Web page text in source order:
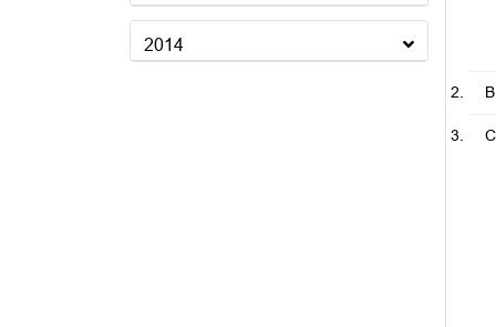
2014
B
C